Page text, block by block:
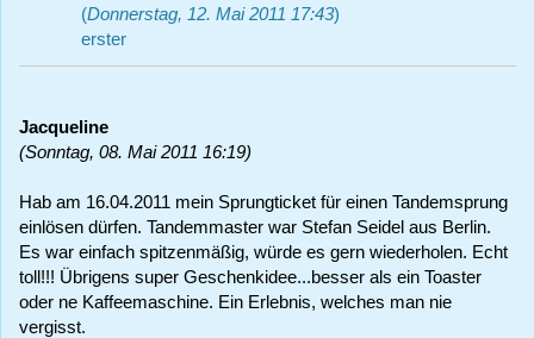
(Donnerstag, 12. Mai 2011 17:43)
erster
Jacqueline
(Sonntag, 08. Mai 2011 16:19)
Hab am 16.04.2011 mein Sprungticket für einen Tandemsprung
einlösen dürfen. Tandemmaster war Stefan Seidel aus Berlin.
Es war einfach spitzenmäßig, würde es gern wiederholen. Echt
toll!!! Übrigens super Geschenkidee...besser als ein Toaster
oder ne Kaffeemaschine. Ein Erlebnis, welches man nie
vergisst.